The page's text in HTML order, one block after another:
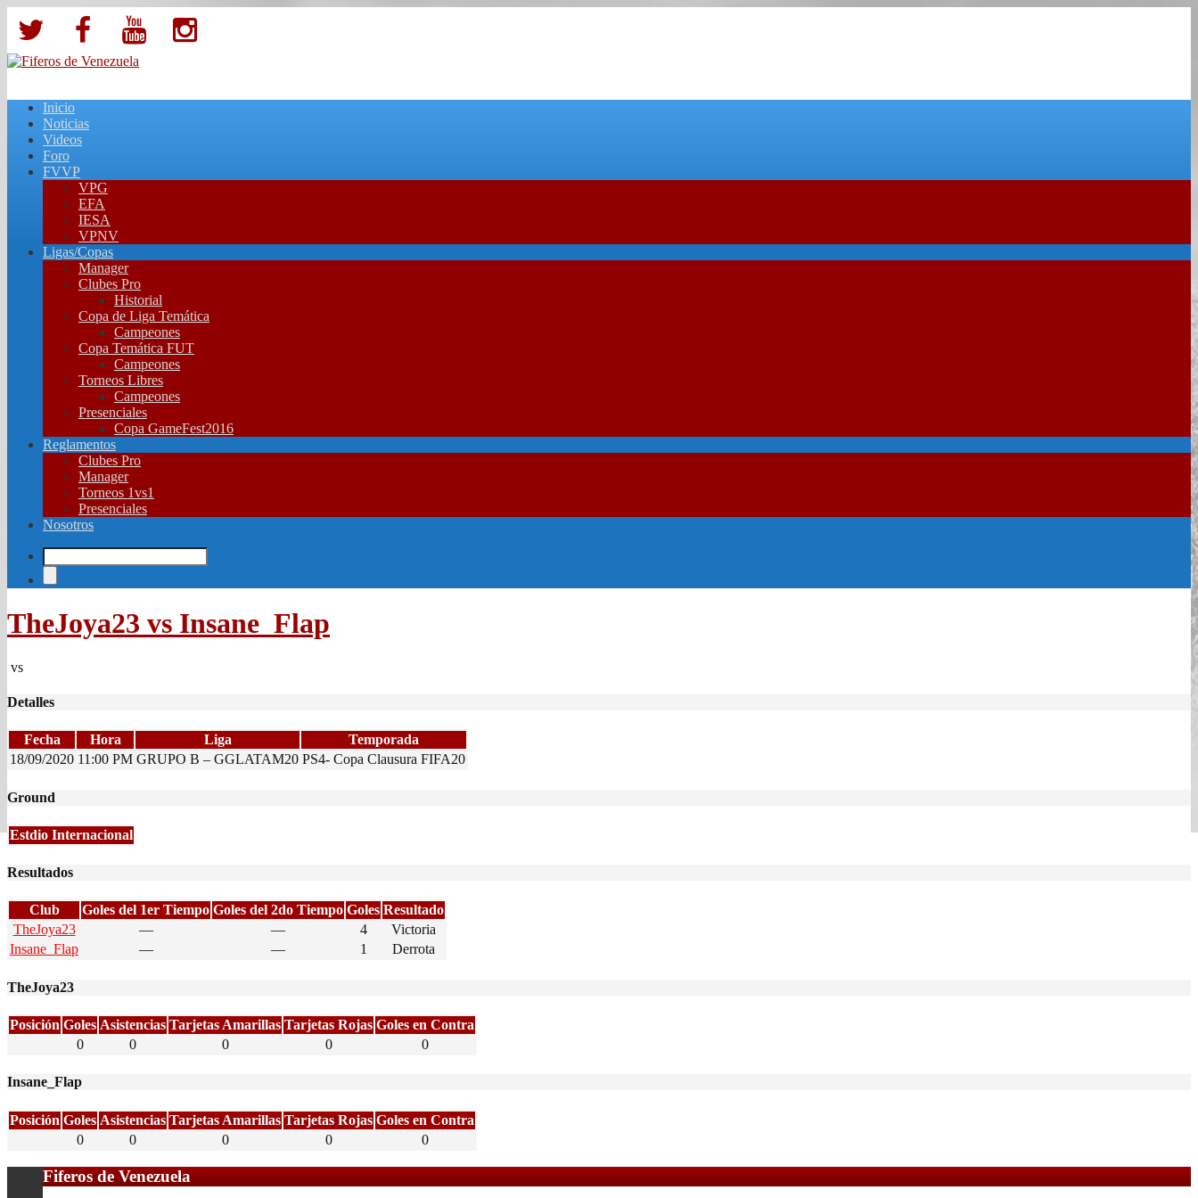
Inicio
Noticias
Videos
Foro
FVVP
VPG
EFA
IESA
VPNV
Ligas/Copas
Manager
Clubes Pro
Historial
Copa de Liga Temática
Campeones
Copa Temática FUT
Campeones
Torneos Libres
Campeones
Presenciales
Copa GameFest2016
Reglamentos
Clubes Pro
Manager
Torneos 1vs1
Presenciales
Nosotros
TheJoya23 vs Insane_Flap
vs
Detalles
Fecha Hora Liga
Temporada
18/09/2020 11:00 PM GRUPO B – GGLATAM20 PS4- Copa Clausura FIFA20
Ground
Estdio Internacional
Resultados
Club Goles del 1er Tiempo Goles del 2do Tiempo Goles Resultado
TheJoya23
— — 4
Victoria
Insane_Flap
— — 1 Derrota
TheJoya23
Posición Goles Asistencias Tarjetas Amarillas Tarjetas Rojas Goles en Contra
0
0 0 0 0
Insane_Flap
Posición Goles Asistencias Tarjetas Amarillas Tarjetas Rojas Goles en Contra
0
0 0 0 0
Fiferos de Venezuela